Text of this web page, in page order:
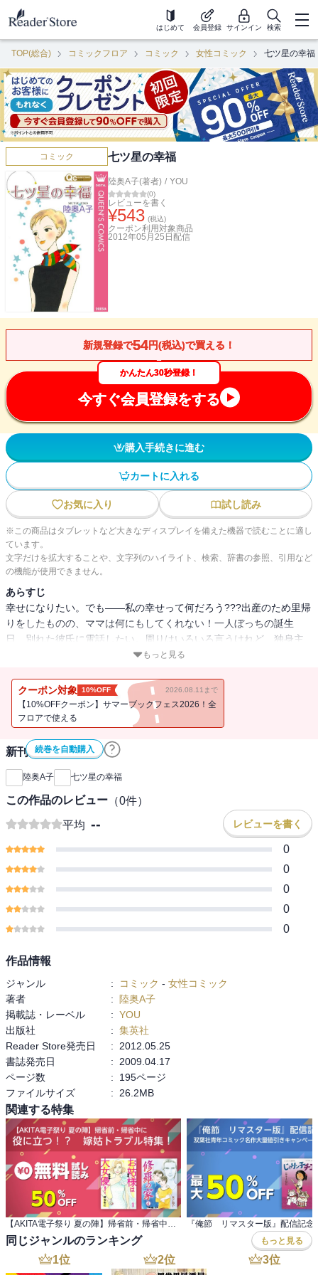
はじめて 会員登録 サインイン 検索
TOP(総合) コミックフロア コミック 女性コミック 七ツ星の幸福
コミック 七ツ星の幸福
陸奥A子(著者) / YOU
(0)
レビューを書く
¥543 (税込)
クーポン利用対象商品
2012年05月25日 配信
新規登録で54円(税込)で買える！
かんたん30秒登録！
今すぐ会員登録をする
購入手続きに進む
カートに入れる
お気に入り 試し読み
※この商品はタブレットなど大きなディスプレイを備えた機器で読むことに適し
ています。
文字だけを拡大することや、文字列のハイライト、検索、辞書の参照、引用など
の機能が使用できません。
あらすじ
幸せになりたい。でも――私の幸せって何だろう???出産のため里帰
りをしたものの、ママは何にもしてくれない！一人ぼっちの誕生
日…別れた彼氏に電話したい。周りはいろいろ言うけれど、独身主
義ってまちがってる？恋愛、結婚、出産、老後…悩み多き三人娘と
もっと見る
クーポン対象 10%OFF 2026.08.11まで
【10%OFFクーポン】サマーブックフェス2026！全
フロアで使える
続巻を自動購入
新刊通知
陸奥A子 七ツ星の幸福
この作品のレビュー （0件）
平均 -- レビューを書く
0
0
0
0
0
作品情報
ジャンル : コミック - 女性コミック
著者
:
陸奥A子
掲載誌・レーベル
: YOU
出版社
: 集英社
Reader Store発売日
:
2012.05.25
書誌発売日
:
2009.04.17
ページ数
:
195ページ
ファイルサイズ
: 26.2MB
関連する特集
【AKITA電子祭り 夏の陣】帰省前・帰省中に 役に立つ！？ 嫁姑トラブル特集！
同じジャンルのランキング もっと見る
1位 2位 3位